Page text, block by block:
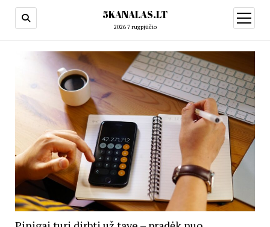
5KANALAS.LT
2026 7 rugpjūčio
open
menu